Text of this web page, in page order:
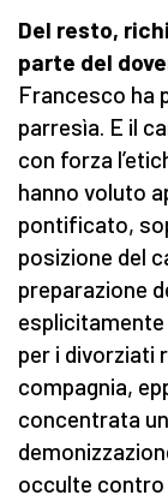
Del resto,
parte del
Francesco ha
parresìa. E il
con forza
hanno voluto
pontificato,
posizione del
preparazione
esplicitamente
per i divorziati
compagnia,
concentrata
occulte contro